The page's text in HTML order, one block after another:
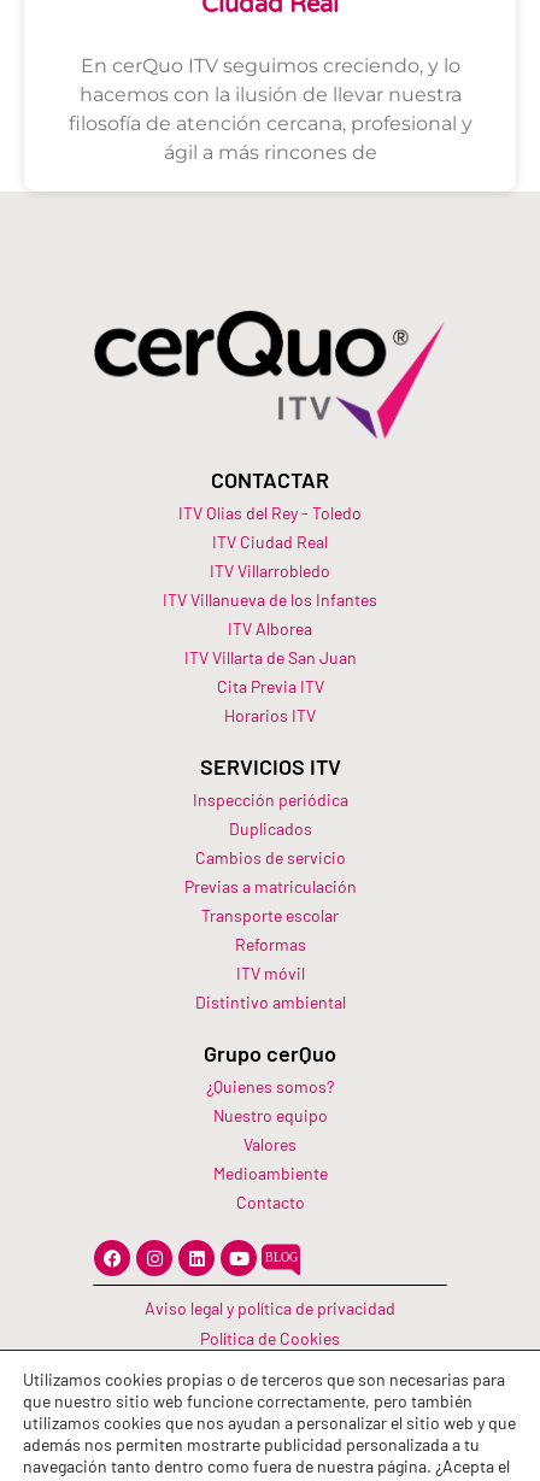
En cerQuo ITV seguimos creciendo, y lo
hacemos con la ilusión de llevar nuestra
filosofía de atención cercana, profesional y
ágil a más rincones de
CONTACTAR
ITV Olias del Rey - Toledo
ITV Ciudad Real
ITV Villarrobledo
ITV Villanueva de los Infantes
ITV Alborea
ITV Villarta de San Juan
Cita Previa ITV
Horarios ITV​
SERVICIOS ITV
Inspección periódica
Duplicados
Cambios de servicio
Previas a matriculación
Transporte escolar
Reformas
ITV móvil
Distintivo ambiental
Grupo cerQuo
¿Quienes somos?
Nuestro equipo
Valores
Medioambiente
Contacto
F
a
c
o
k
I
n
s
t
a
r
a
m
L
i
n
k
e
d
i
n
Y
o
u
t
u
b
e
Aviso legal y política de privacidad
Política de Cookies
Política de calidad
Utilizamos cookies propias o de terceros que son necesarias para
que nuestro sitio web funcione correctamente, pero también
utilizamos cookies que nos ayudan a personalizar el sitio web y que
además nos permiten mostrarte publicidad personalizada a tu
navegación tanto dentro como fuera de nuestra página. ¿Acepta el